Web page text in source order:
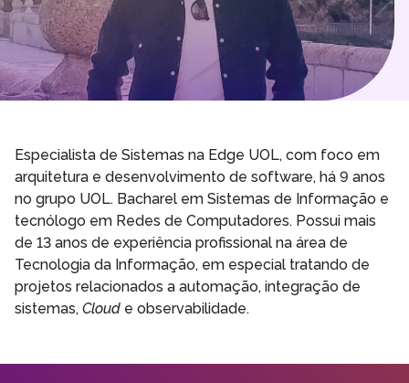
Especialista de Sistemas na Edge UOL, com foco em
arquitetura e desenvolvimento de software, há 9 anos
no grupo UOL. Bacharel em Sistemas de Informação e
tecnólogo em Redes de Computadores. Possui mais
de 13 anos de experiência profissional na área de
Tecnologia da Informação, em especial tratando de
projetos relacionados a automação, integração de
sistemas, Cloud e observabilidade.